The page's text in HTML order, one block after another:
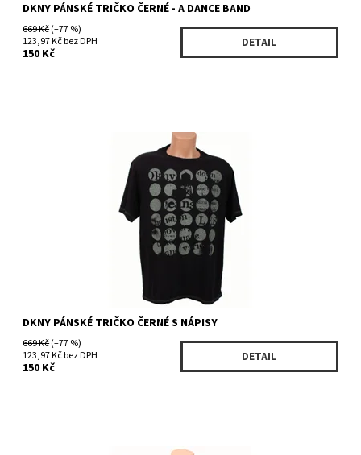
DKNY PÁNSKÉ TRIČKO ČERNÉ - A DANCE BAND
669 Kč(–77 %)
123,97 Kč bez DPH
150 Kč
DETAIL
Skladem >5 ks
KKRU3927BK
DKNY PÁNSKÉ TRIČKO ČERNÉ S NÁPISY
669 Kč(–77 %)
123,97 Kč bez DPH
150 Kč
DETAIL